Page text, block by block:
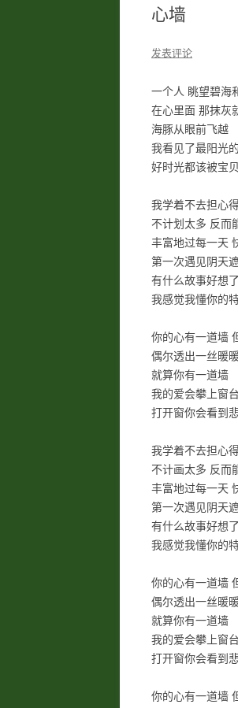
心墙
发表评论
一个人 眺望碧海
在心里面 那抹灰
海豚从眼前飞越
我看见了最阳光
好时光都该被宝
我学着不去担心
不计划太多 反而
丰富地过每一天
第一次遇见阴天
有什么故事好想
我感觉我懂你的
你的心有一道墙
偶尔透出一丝暖
就算你有一道墙
我的爱会攀上窗
打开窗你会看到
我学着不去担心
不计画太多 反而
丰富地过每一天
第一次遇见阴天
有什么故事好想
我感觉我懂你的
你的心有一道墙
偶尔透出一丝暖
就算你有一道墙
我的爱会攀上窗
打开窗你会看到
你的心有一道墙